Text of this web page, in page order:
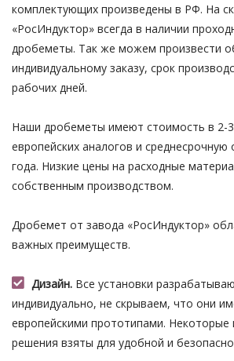
комплектующих произведены в РФ. На
«РосИндуктор» всегда в наличии
дробеметы. Так же можем произвести
индивидуальному заказу, срок
рабочих дней.
Наши дробеметы имеют стоимость в 2-
европейских аналогов и среднесрочную
года. Низкие цены на расходные
собственным производством.
Дробемет от завода «РосИндуктор»
важных преимуществ.
Дизайн. Все установки
индивидуально, не скрываем, что они
европейскими прототипами. Некоторые
решения взяты для удобной и